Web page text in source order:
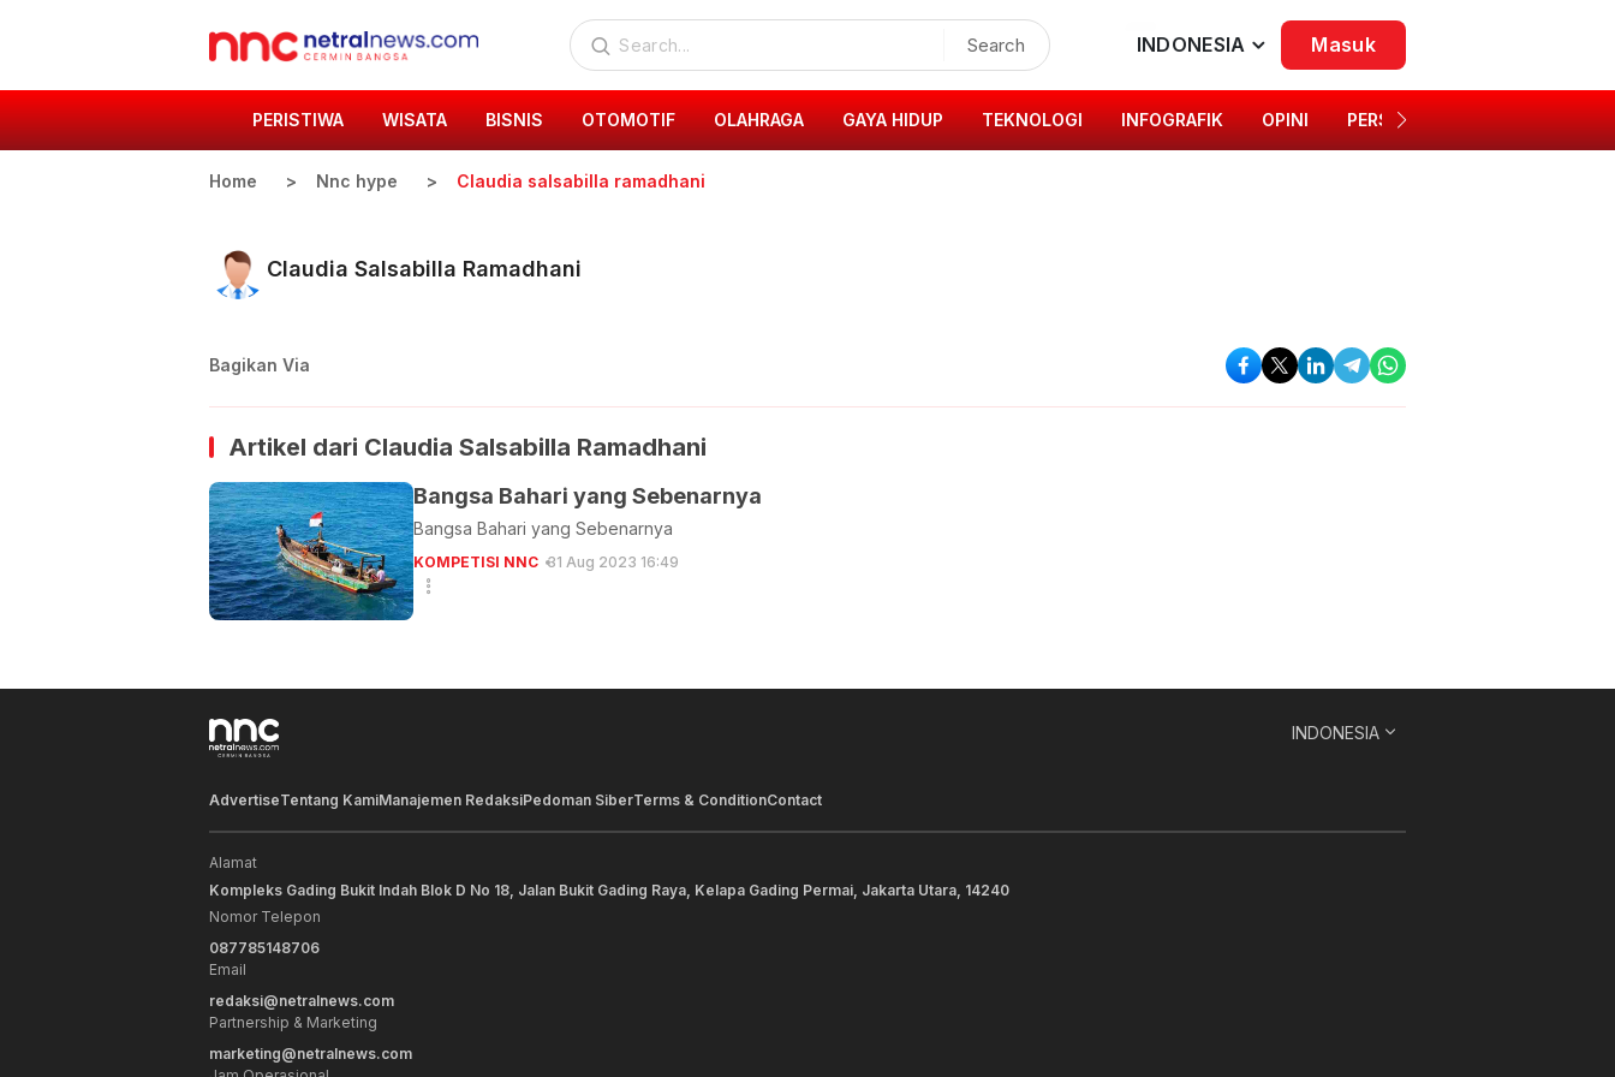
Search INDONESIA Masuk
PERISTIWA WISATA BISNIS OTOMOTIF OLAHRAGA GAYA HIDUP TEKNOLOGI INFOGRAFIK OPINI PERSONA
Home Nnc hype Claudia salsabilla ramadhani
Claudia Salsabilla Ramadhani
Bagikan Via
Artikel dari Claudia Salsabilla Ramadhani
Bangsa Bahari yang Sebenarnya
Bangsa Bahari yang Sebenarnya
KOMPETISI NNC 31 Aug 2023 16:49
INDONESIA
AdvertiseTentang KamiManajemen RedaksiPedoman SiberTerms & ConditionContact
Alamat
Kompleks Gading Bukit Indah Blok D No 18, Jalan Bukit Gading Raya, Kelapa Gading Permai, Jakarta Utara, 14240
Nomor Telepon
087785148706
Email
redaksi@netralnews.com
Partnership & Marketing
marketing@netralnews.com